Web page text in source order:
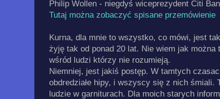
Philip Wollen - niegdyś wiceprezydent Citi
Tutaj można zobaczyć spisane przemówienie
Kurna, dla mnie to wszystko, co mówi, jest
żyję tak od ponad 20 lat. Nie wiem jak
wśród ludzi którzy nie rozumieją.
Niemniej, jest jakiś postęp. W tamtych
obdredziałe hipy, i wszyscy się z nich śmiali.
ludzie w garniturach. Dla moich starych